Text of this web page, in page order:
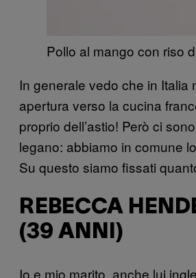
Pollo al mango con riso
In generale vedo che in Italia
apertura verso la cucina
proprio dell’astio! Però ci
legano: abbiamo in comune
Su questo siamo fissati
REBECCA
(39 ANNI)
Io e mio marito, anche lui